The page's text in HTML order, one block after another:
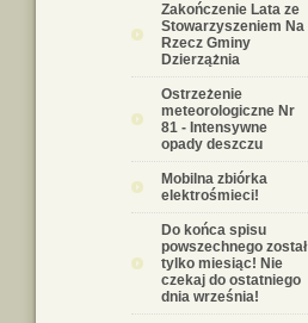
Zakończenie Lata ze
Stowarzyszeniem Na
Rzecz Gminy
Dzierzążnia
Ostrzeżenie
meteorologiczne Nr
81 - Intensywne
opady deszczu
Mobilna zbiórka
elektrośmieci!
Do końca spisu
powszechnego został
tylko miesiąc! Nie
czekaj do ostatniego
dnia września!